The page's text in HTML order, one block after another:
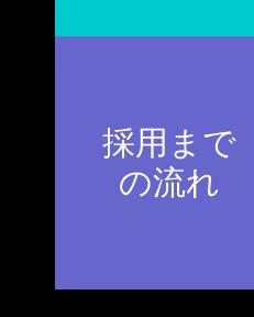
採用まで
の流れ